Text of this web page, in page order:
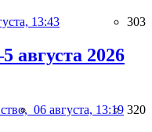
13:43 303
августа 2026
06 августа, 13:19 320